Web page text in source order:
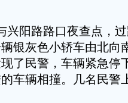
阳路路口夜查点，
银灰色小轿车由北向
了民警，车辆紧急停
车辆相撞。几名民警